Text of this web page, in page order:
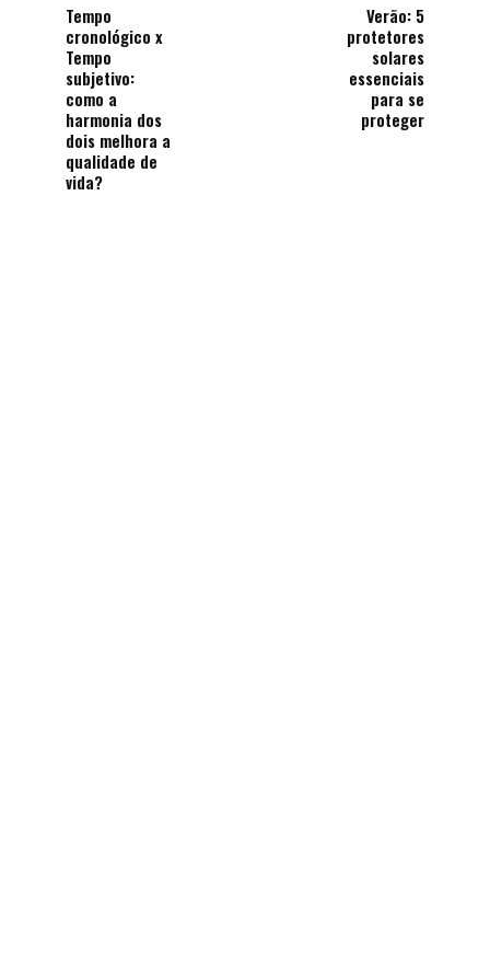
Tempo
cronológico x
Tempo
subjetivo:
como a
harmonia dos
dois melhora a
qualidade de
vida?
Verão: 5
protetores
solares
essenciais
para se
proteger